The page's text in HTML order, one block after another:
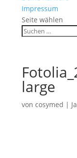
Impressum
Seite wählen
large
von cosymed |